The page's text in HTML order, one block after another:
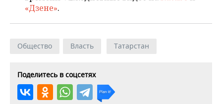
«Дзене».
Общество Власть Татарстан
Поделитесь в соцсетях